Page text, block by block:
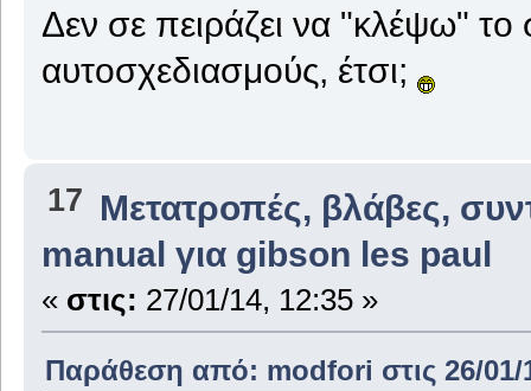
Δεν σε πειράζει να "κλέψω" το
αυτοσχεδιασμούς, έτσι;
17 Μετατροπές, βλάβες,
manual για gibson les paul
« στις: 27/01/14, 12:35 »
Παράθεση από: modfori στις 26/01/